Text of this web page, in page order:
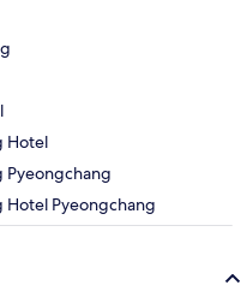
Hotel
Pyeongchang
Hotel Pyeongchang